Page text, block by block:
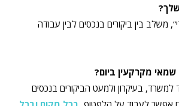
משלב בין ביקורים בנכסים לבין עבודה
מקרקעין ביום?
בעיקרון ולמעט הביקורים בנכסים